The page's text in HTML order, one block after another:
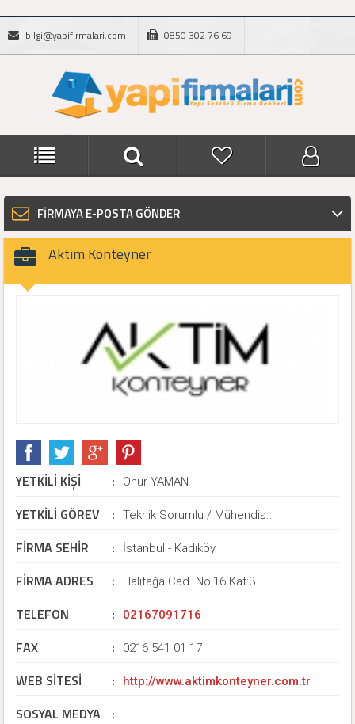
bilgi@yapifirmalari.com 0850 302 76 69
FİRMAYA E-POSTA GÖNDER
Aktim Konteyner
YETKİLİ KİŞİ : Onur YAMAN
YETKİLİ GÖREV : Teknik Sorumlu / Mühendis..
FİRMA SEHİR : İstanbul - Kadıköy
FİRMA ADRES : Halitağa Cad. No:16 Kat:3..
TELEFON : 02167091716
FAX : 0216 541 01 17
WEB SİTESİ : http://www.aktimkonteyner.com.tr
SOSYAL MEDYA :